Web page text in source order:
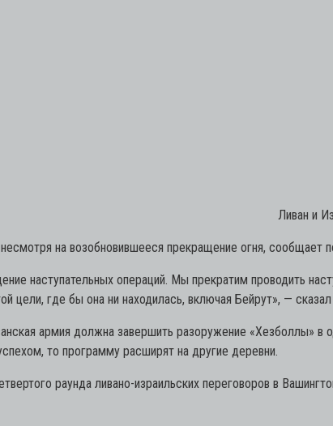
Ливан и
на возобновившееся прекращение огня, сообщает
наступательных операций. Мы прекратим проводить
цели, где бы она ни находилась, включая Бейрут», — сказал
армия должна завершить разоружение «Хезболлы» в
то программу расширят на другие деревни.
раунда ливано-израильских переговоров в